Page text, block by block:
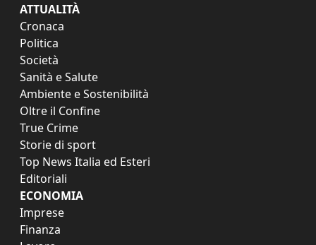
ATTUALITÀ
Cronaca
Politica
Società
Sanità e Salute
Ambiente e Sostenibilità
Oltre il Confine
True Crime
Storie di sport
Top News Italia ed Esteri
Editoriali
ECONOMIA
Imprese
Finanza